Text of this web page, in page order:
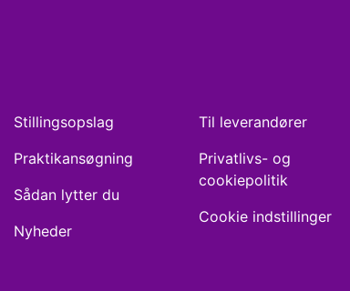
Stillingsopslag
Praktikansøgning
Sådan lytter du
Nyheder
Til leverandører
Privatlivs- og
cookiepolitik
Cookie indstillinger